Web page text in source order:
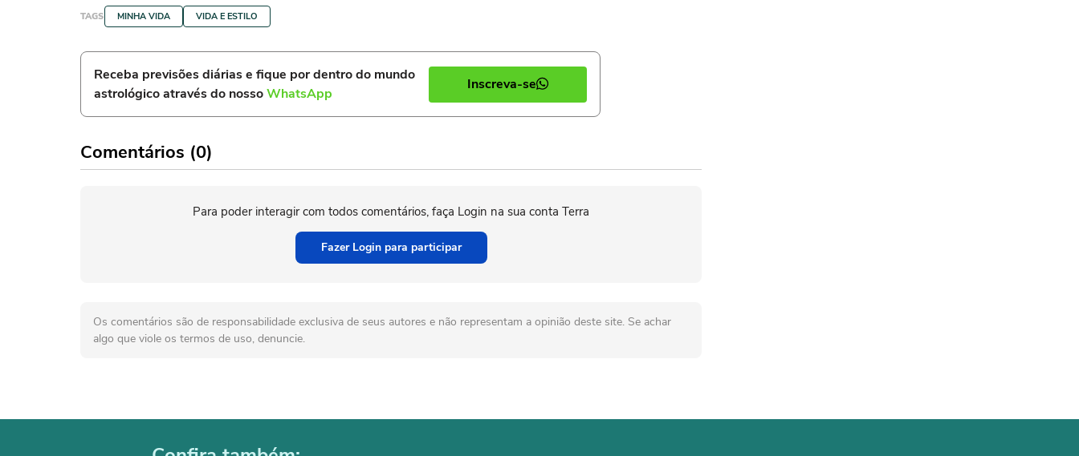
TAGS MINHA VIDA VIDA E ESTILO
Receba previsões diárias e fique por dentro do mundo
astrológico através do nossoWhatsApp
Inscreva-se
Comentários (0)
Para poder interagir com todos comentários, faça Login na sua conta Terra
Fazer Login para participar
Os comentários são de responsabilidade exclusiva de seus autores e não representam a opinião deste site. Se achar
algo que viole os termos de uso, denuncie.